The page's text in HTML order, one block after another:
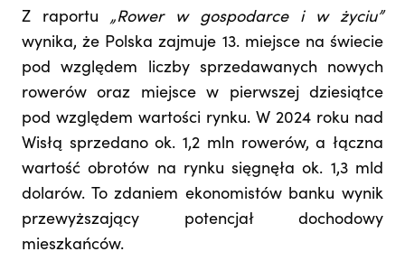
Z raportu „Rower w gospodarce i w życiu”
wynika, że Polska zajmuje 13. miejsce na świecie
pod względem liczby sprzedawanych nowych
rowerów oraz miejsce w pierwszej dziesiątce
pod względem wartości rynku. W 2024 roku nad
Wisłą sprzedano ok. 1,2 mln rowerów, a łączna
wartość obrotów na rynku sięgnęła ok. 1,3 mld
dolarów. To zdaniem ekonomistów banku wynik
przewyższający potencjał dochodowy
mieszkańców.